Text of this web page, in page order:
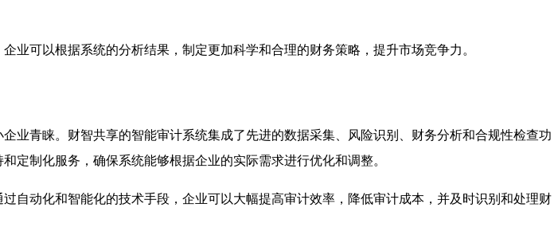
业可以根据系统的分析结果，制定更加科学和合理的财务策略，提升市场竞争力。
业青睐。财智共享的智能审计系统集成了先进的数据采集、风险识别、财务分析和合规性检查功
定制化服务，确保系统能够根据企业的实际需求进行优化和调整。
自动化和智能化的技术手段，企业可以大幅提高审计效率，降低审计成本，并及时识别和处理财